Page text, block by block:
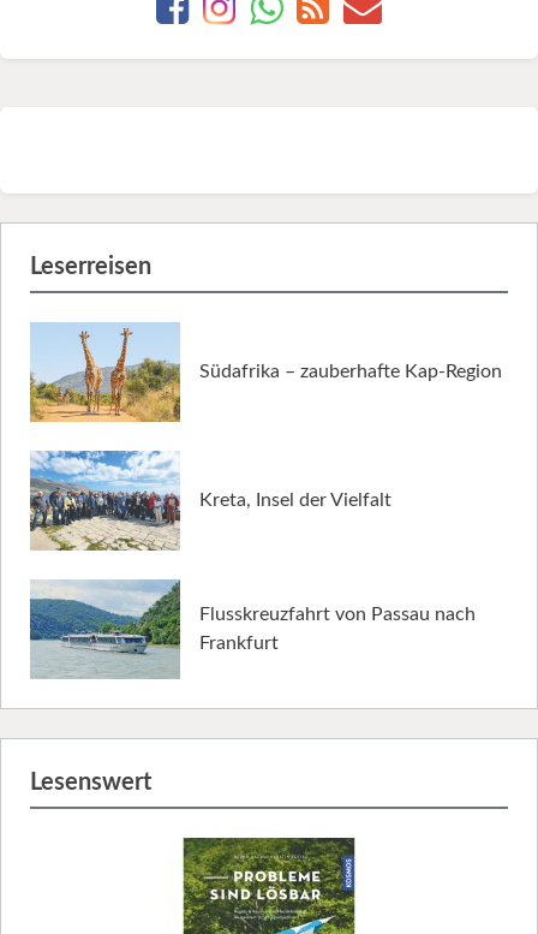
Leserreisen
Südafrika – zauberhafte Kap-Region
Kreta, Insel der Vielfalt
Flusskreuzfahrt von Passau nach
Frankfurt
Lesenswert